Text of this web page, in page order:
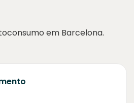
em Barcelona.